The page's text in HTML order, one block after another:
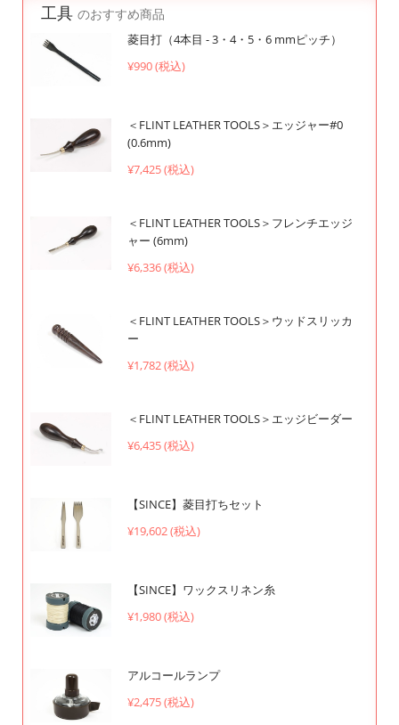
工具 のおすすめ商品
菱目打（4本目 - 3・4・5・6 mmピッチ）
¥990 (税込)
＜FLINT LEATHER TOOLS＞エッジャー#0
(0.6mm)
¥7,425 (税込)
＜FLINT LEATHER TOOLS＞フレンチエッジ
ャー (6mm)
¥6,336 (税込)
＜FLINT LEATHER TOOLS＞ウッドスリッカ
ー
¥1,782 (税込)
＜FLINT LEATHER TOOLS＞エッジビーダー
¥6,435 (税込)
【SINCE】菱目打ちセット
¥19,602 (税込)
【SINCE】ワックスリネン糸
¥1,980 (税込)
アルコールランプ
¥2,475 (税込)